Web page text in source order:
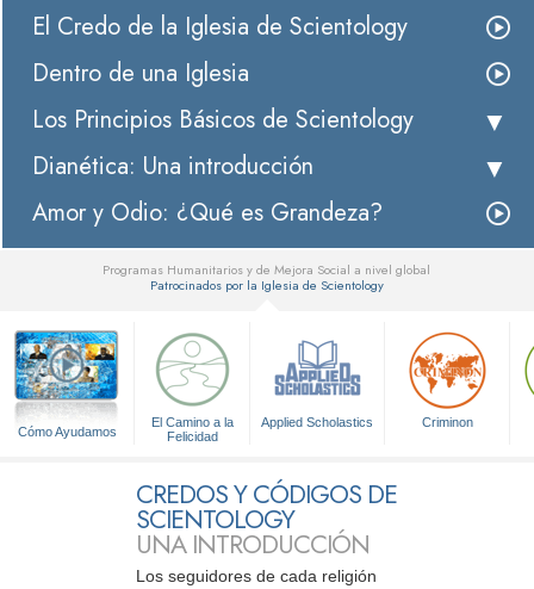
El Credo de la Iglesia de Scientology
Dentro de una Iglesia
Los Principios Básicos de Scientology
Dianética: Una introducción
Amor y Odio: ¿Qué es Grandeza?
Programas Humanitarios y de Mejora Social a nivel global
Patrocinados por la Iglesia de Scientology
Cómo Ayudamos
El Camino a la
Felicidad
Applied Scholastics Criminon
CREDOS Y CÓDIGOS DE
SCIENTOLOGY
UNA INTRODUCCIÓN
Los seguidores de cada religión